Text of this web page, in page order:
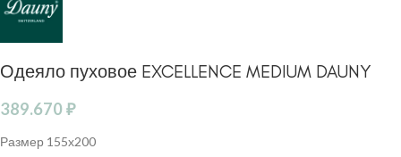
Одеяло пуховое EXCELLENCE MEDIUM DAUNY
389.670₽
Размер 155х200